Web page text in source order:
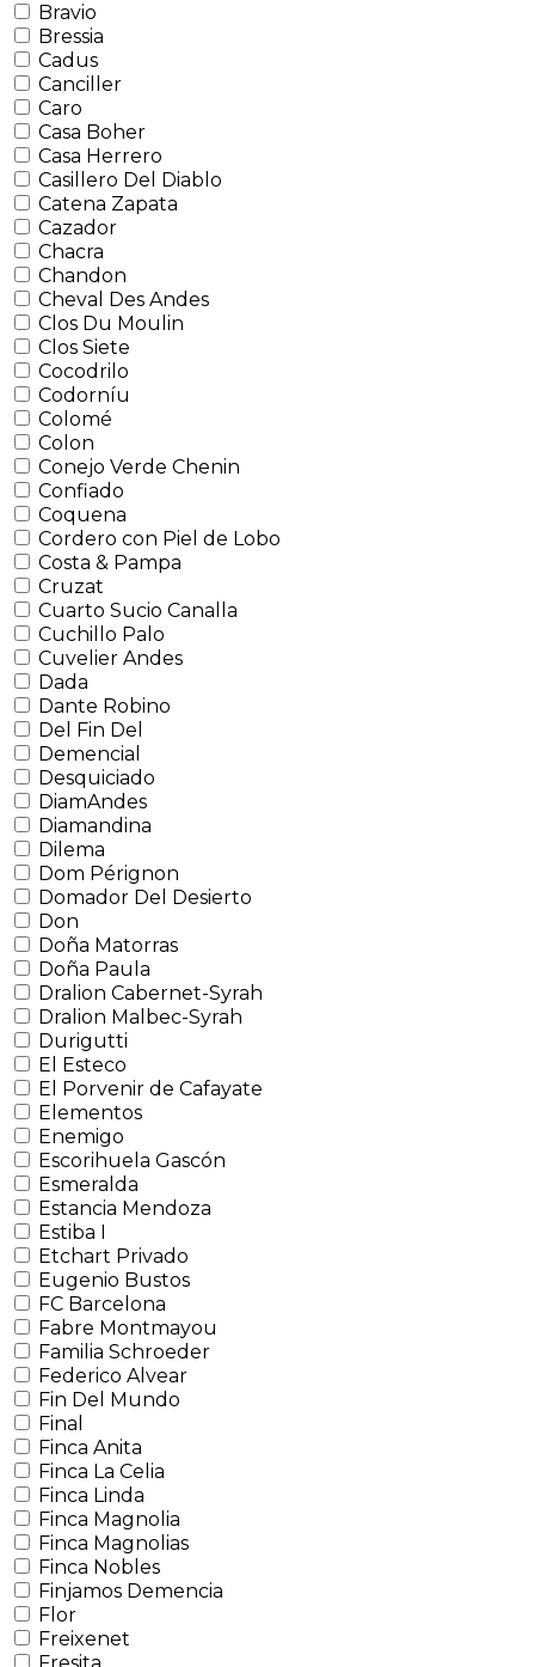
Bravio
Bressia
Cadus
Canciller
Caro
Casa Boher
Casa Herrero
Casillero Del Diablo
Catena Zapata
Cazador
Chacra
Chandon
Cheval Des Andes
Clos Du Moulin
Clos Siete
Cocodrilo
Codorníu
Colomé
Colon
Conejo Verde Chenin
Confiado
Coquena
Cordero con Piel de Lobo
Costa & Pampa
Cruzat
Cuarto Sucio Canalla
Cuchillo Palo
Cuvelier Andes
Dada
Dante Robino
Del Fin Del
Demencial
Desquiciado
DiamAndes
Diamandina
Dilema
Dom Pérignon
Domador Del Desierto
Don
Doña Matorras
Doña Paula
Dralion Cabernet-Syrah
Dralion Malbec-Syrah
Durigutti
El Esteco
El Porvenir de Cafayate
Elementos
Enemigo
Escorihuela Gascón
Esmeralda
Estancia Mendoza
Estiba I
Etchart Privado
Eugenio Bustos
FC Barcelona
Fabre Montmayou
Familia Schroeder
Federico Alvear
Fin Del Mundo
Final
Finca Anita
Finca La Celia
Finca Linda
Finca Magnolia
Finca Magnolias
Finca Nobles
Finjamos Demencia
Flor
Freixenet